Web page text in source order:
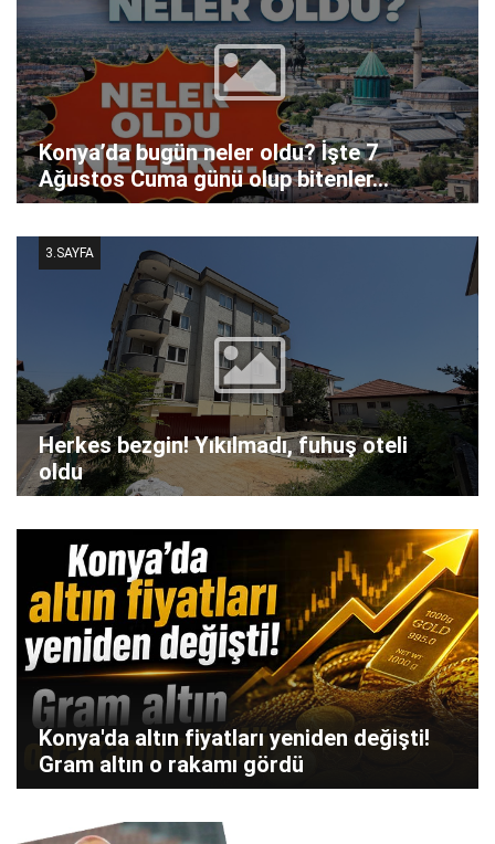
Konya’da bugün neler oldu? İşte 7
Ağustos Cuma günü olup bitenler…
Herkes bezgin! Yıkılmadı, fuhuş oteli
oldu
3.SAYFA
Konya'da altın fiyatları yeniden değişti!
Gram altın o rakamı gördü